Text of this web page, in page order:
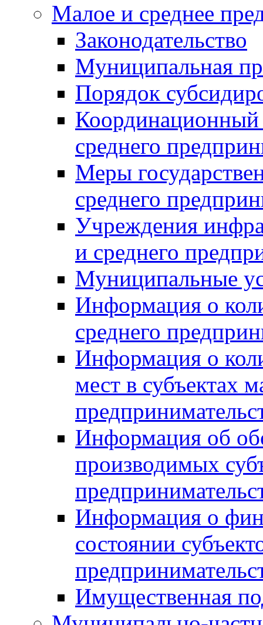
Малое и среднее
Законодательство
Муниципальная
Порядок
Координационный
среднего
Меры
среднего
Учреждения
и среднего
Муниципальные
Информация о
среднего
Информация о
мест в субъектах
Информация об
производимых
Информация о
состоянии
Имущественная